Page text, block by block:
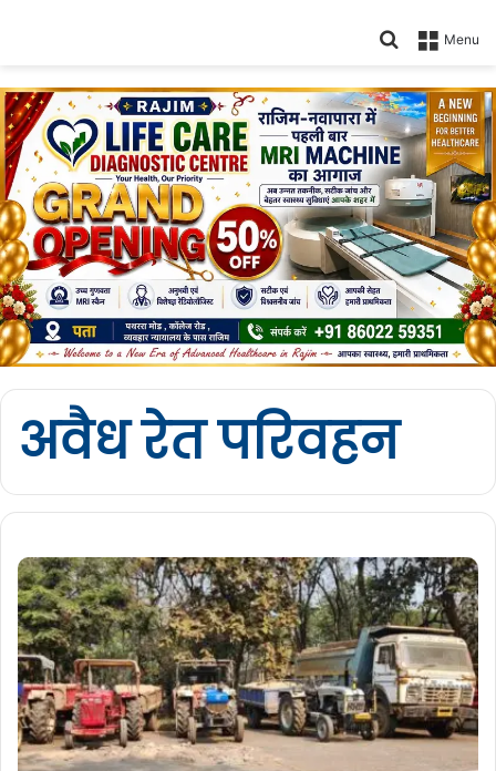
Menu
Search
अवैध रेत परिवहन